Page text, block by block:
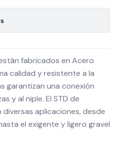
fabricados en Acero
calidad y resistente a la
garantizan una conexión
y al niple. El STD de
aplicaciones, desde
el exigente y ligero gravel